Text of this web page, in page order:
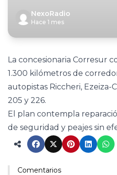
NexoRadio
Hace 1 mes
La concesionaria Corresur
1.300 kilómetros de
autopistas Riccheri, Ezeiza-
205 y 226.
El plan contempla
de seguridad y peajes sin
Comentarios